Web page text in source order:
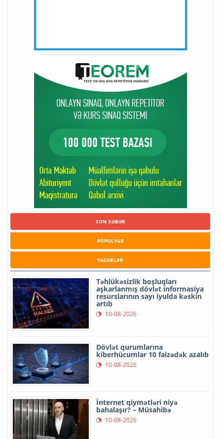
SON XƏBƏR
POPULYAR
YAZARLAR
Təhlükəsizlik boşluqları
aşkarlanmış dövlət informasiya
resurslarının sayı iyulda kəskin
artıb
10-08-2026
Dövlət qurumlarına
kiberhücumlar 10 faizədək azalıb
10-08-2026
İnternet qiymətləri niyə
bahalaşır? – Müsahibə
10-08-2026